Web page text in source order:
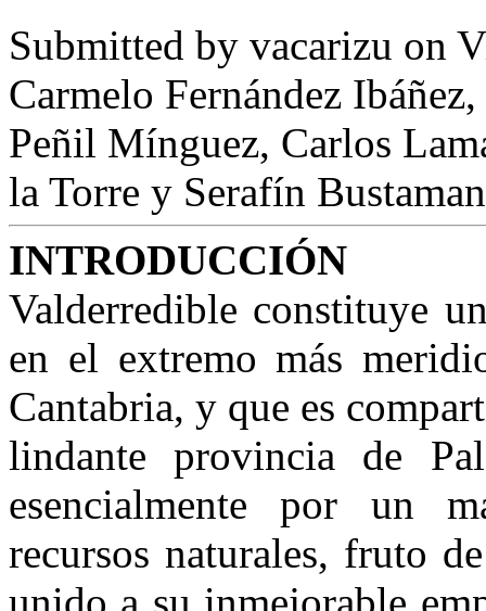
Submitted by vacarizu on
Carmelo Fernández
Peñil Mínguez, Carlos
la Torre y Serafín
INTRODUCCIÓN
Valderredible constituye
en el extremo más
Cantabria, y que es
lindante provincia de
esencialmente por un
recursos naturales, fruto